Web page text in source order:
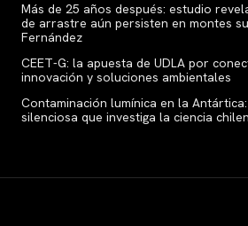
Más de 25 años después: estudio
de arrastre aún persisten en montes
Fernández
CEET-G: la apuesta de UDLA por
innovación y soluciones ambientales
Contaminación lumínica en la
silenciosa que investiga la ciencia